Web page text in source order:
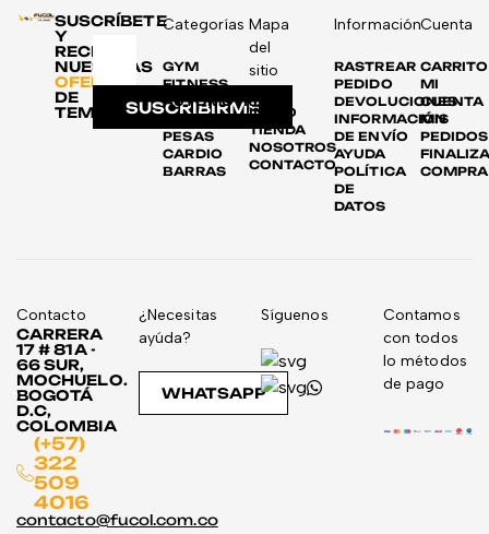
SUSCRÍBETE
Y
RECIBE
NUESTRAS
OFERTAS
DE
TEMPORADASUSCRIBIRME
Categorías
GYM
FITNESS
AUTOMOTRIZ
DISCOS
PESAS
CARDIO
BARRAS
Mapa
del
sitio
INICIO
TIENDA
NOSOTROS
CONTACTO
Información
RASTREAR
PEDIDO
DEVOLUCIONES
INFORMACIÓN
DE ENVÍO
AYUDA
POLÍTICA
DE
DATOS
Cuenta
CARRITO
MI
CUENTA
MIS
PEDIDOS
COMPRA
Contacto
CARRERA
17 # 81A -
66 SUR,
MOCHUELO.
BOGOTÁ
D.C,
COLOMBIA
(+57)
322
509
4016
contacto@fucol.com.co
¿Necesitas
ayúda?
WHATSAPP
Síguenos
Contamos
con todos
lo métodos
de pago